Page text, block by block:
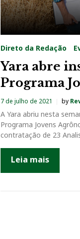
Direto da Redação
Yara abre
Programa
7 de julho de 2021 by
A Yara abriu nesta
Programa Jovens
contratação de 23
Leia mais